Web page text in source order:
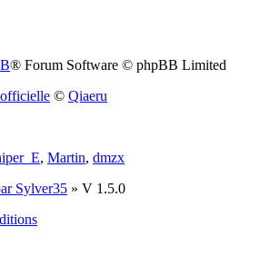
® Forum Software © phpBB Limited
© Qiaeru
, Martin, dmzx
Sylver35 » V 1.5.0